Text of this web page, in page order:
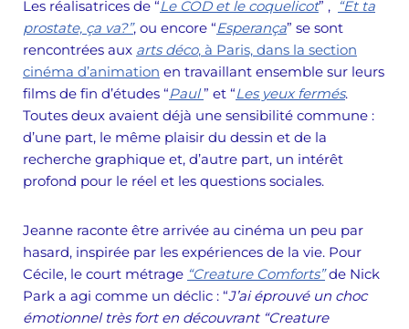
Les réalisatrices de “Le COD et le coquelicot” , “Et ta
prostate, ça va?”, ou encore “Esperança” se sont
rencontrées aux arts déco, à Paris, dans la section
cinéma d’animation en travaillant ensemble sur leurs
films de fin d’études “Paul ” et “Les yeux fermés.
Toutes deux avaient déjà une sensibilité commune :
d’une part, le même plaisir du dessin et de la
recherche graphique et, d’autre part, un intérêt
profond pour le réel et les questions sociales.
Jeanne raconte être arrivée au cinéma un peu par
hasard, inspirée par les expériences de la vie. Pour
Cécile, le court métrage “Creature Comforts” de Nick
Park a agi comme un déclic : “J’ai éprouvé un choc
émotionnel très fort en découvrant “Creature